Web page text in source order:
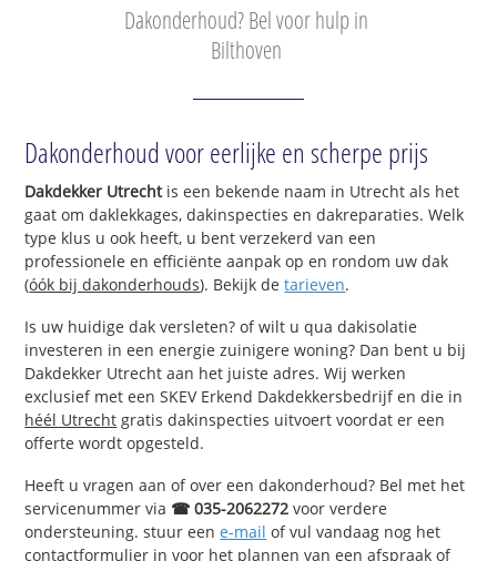
Dakonderhoud? Bel voor hulp in
Bilthoven
Dakonderhoud voor eerlijke en scherpe prijs
Dakdekker Utrechtis een bekende naam in Utrecht als het
gaat om daklekkages, dakinspecties en dakreparaties. Welk
type klus u ook heeft, u bent verzekerd van een
professionele en efficiënte aanpak op en rondom uw dak
(óók bij dakonderhouds). Bekijk detarieven.
Is uw huidige dak versleten? of wilt u qua dakisolatie
investeren in een energie zuinigere woning? Dan bent u bij
Dakdekker Utrecht aan het juiste adres. Wij werken
exclusief met een SKEV Erkend Dakdekkersbedrijf en die in
héél Utrecht gratis dakinspecties uitvoert voordat er een
offerte wordt opgesteld.
Heeft u vragen aan of over een dakonderhoud? Bel met het
servicenummer via ☎ 035-2062272 voor verdere
ondersteuning. stuur eene-mail of vul vandaag nog het
contactformulier in voor het plannen van een afspraak of